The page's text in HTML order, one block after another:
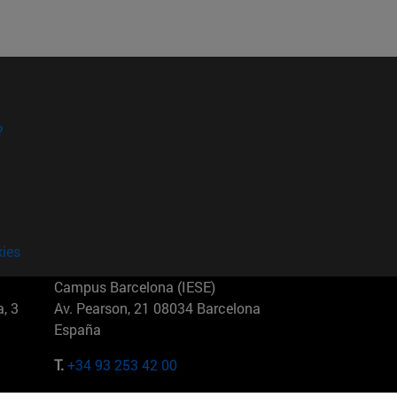
3
Campus Barcelona (IESE)
Av. Pearson, 21 08034 Barcelona
España
T.+34 93 253 42 00